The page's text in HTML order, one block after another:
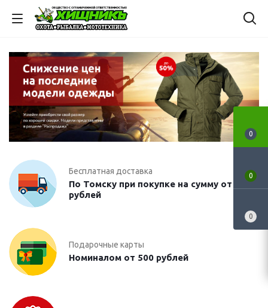
Бесплатная доставка
По Томску при покупке на сумму от 5000
рублей
Подарочные карты
Номиналом от 500 рублей
0
0
0